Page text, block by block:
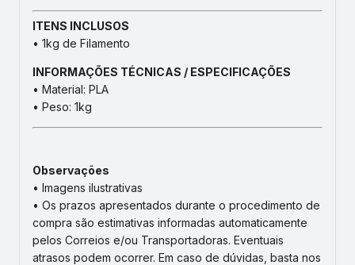
ITENS INCLUSOS
• 1kg de Filamento
INFORMAÇÕES TÉCNICAS / ESPECIFICAÇÕES
• Material: PLA
• Peso: 1kg
Observações
• Imagens ilustrativas
• Os prazos apresentados durante o procedimento de
compra são estimativas informadas automaticamente
pelos Correios e/ou Transportadoras. Eventuais
atrasos podem ocorrer. Em caso de dúvidas, basta nos